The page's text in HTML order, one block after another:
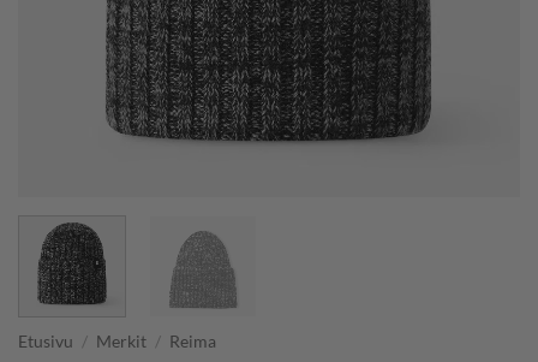
Etusivu / Merkit / Reima